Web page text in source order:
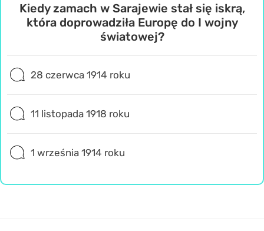
Kiedy zamach w Sarajewie stał się iskrą,
która doprowadziła Europę do I wojny
światowej?
28 czerwca 1914 roku
11 listopada 1918 roku
1 września 1914 roku